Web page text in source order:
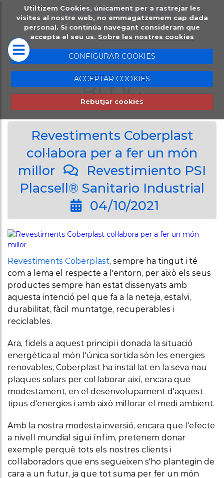
Utiltizem Cookies, únicament per a rastrejar les
visites al nostre web, no emmagatzemem cap dada
personal. Si continúa navegant consideram que
accepta el seu us. Sobre les nostres cookies
CONFIGURAR COOKIES
ACCEPTAR COOKIES
Rebutjar cookies
INICI PLACSELL®
Placsell® Sanitario
Industrial (PSI)
Placsell® Sanitario
Decorativo (PSD)
Placsell® Sanitario
Antimicrobiano
(PSA)
Placsell® Sanitario
Techos (PST)
Productes
parets,
Sòcol/Sòcol
Perfileria
sanitària
Perfil U
ancoratge a
terra
metàl·lics
BLOG
Revestiments Coberplast
col·labora per a fer un món
millor
Revestimiento PSI
Placsell® Sanitario Industrial
04/10/2021
Revestiments Coberplast, sempre ha tingut i té
com a lema el respecte a l'entorn, per això els seus
productes sempre han estat dissenyats amb
aquesta intenció pel que fa a la neteja, estalvi,
durabilitat, fàcil muntatge, recuperables i
reciclables.
Ara, fidels a aquest principi i donada la situació
energètica al món l'única sortida són les energies
renovables, Coberplast ha instal·lat en la seva nau
plaques solars per col·laborar així, encara que
modestament, en el desenvolupament d'aquest
tipus d'energies i amb això millorar el medi ambient.
Amb la nostra modesta inversió, encara que l'efecte
a nivell mundial sigui ínfim, pretenem donar
exemple perquè tots els nostres clients i
col·laboradors que ens segueixen s'ho plantegin de
cara a un futur, ja que tot suma per fer un món